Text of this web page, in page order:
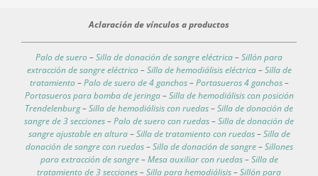
Aclaración de vínculos a productos
Palo de suero –Silla de donación de sangre eléctrica–Sillón para
extracción de sangre eléctrico –Silla de hemodiálisis eléctrica–Silla de
tratamiento –Palo de suero de 4 ganchos–Portasueros 4 ganchos–
Portasueros para bomba de jeringa–Silla de hemodiálisis con posición
Trendelenburg–Silla de hemodiálisis con ruedas–Silla de donación de
sangre de 3 secciones–Palo de suero con ruedas–Silla de donación de
sangre ajustable en altura–Silla de tratamiento con ruedas–Silla de
donación de sangre con ruedas–Silla de donación de sangre–Sillones
para extracción de sangre–Mesa auxiliar con ruedas–Silla de
tratamiento de 3 secciones–Silla para hemodiálisis–Sillón para